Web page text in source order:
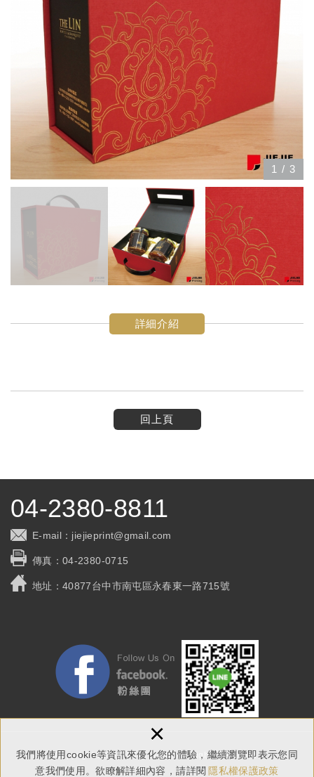
我們將使用cookie等資訊來優化您的體驗，繼續瀏覽即表示您同
意我們使用。欲瞭解詳細內容，請詳閱 隱私權保護政策
×
1 / 3
詳細介紹
回上頁
04-2380-8811
E-mail： jiejieprint@gmail.com
傳真：04-2380-0715
地址：40877台中市南屯區永春東一路715號
Copyright © 捷捷印刷有限公司 All Rights Reserved.